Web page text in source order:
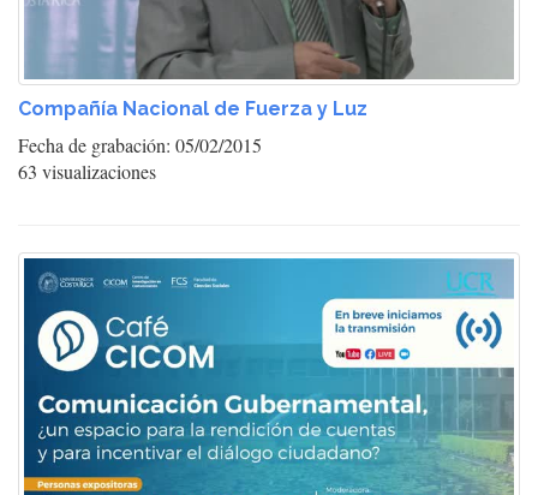
Compañía Nacional de Fuerza y Luz
Fecha de grabación: 05/02/2015
63 visualizaciones